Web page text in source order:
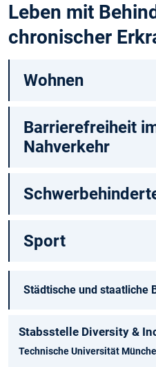
Leben mit
chronischer
Wohnen
Barrierefreiheit
Nahverkehr
Sport
Städtische und staatliche
Stabsstelle Diversity &
Technische Universität